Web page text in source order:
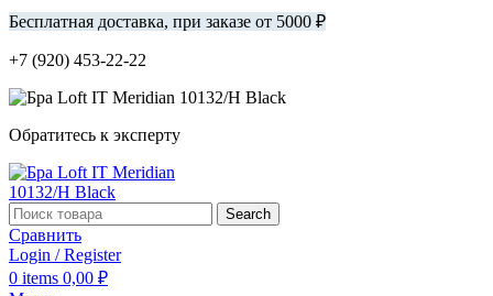
Бесплатная доставка, при заказе от 5000 ₽
+7 (920) 453-22-22
Обратитесь к эксперту
Search
Сравнить
Login / Register
0 items 0,00 ₽